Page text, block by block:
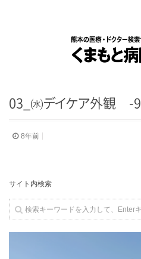
03_ ㈬デイケア外観 -
8年前
サイト内検索